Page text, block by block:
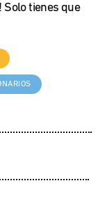
tienes que